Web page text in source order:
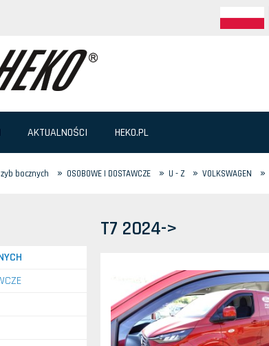
AKTUALNOŚCI HEKO.PL
bocznych » OSOBOWE I DOSTAWCZE » U - Z » VOLKSWAGEN »
T7 2024->